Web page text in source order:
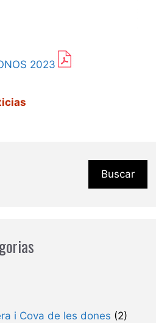
2023
Buscar
i Cova de les dones (2)